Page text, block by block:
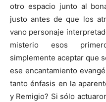
otro espacio junto al
justo antes de que los
vano personaje
misterio esos
simplemente aceptar que
ese encantamiento
tanto énfasis en la
y Remigio? Si sólo